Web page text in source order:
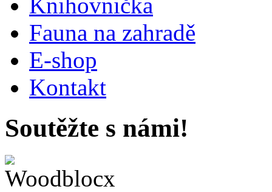
Knihovnička
Fauna na zahradě
E-shop
Kontakt
Soutěžte s námi!